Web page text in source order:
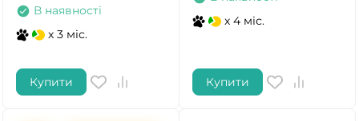
В наявності
x 3 міс.
Купити
x 4 міс.
Купити